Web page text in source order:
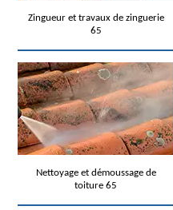
Zingueur et travaux de zinguerie
65
Nettoyage et démoussage de
toiture 65